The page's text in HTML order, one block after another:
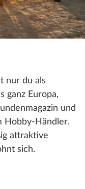
nur du als
ganz Europa,
und
Hobby-Händler.
attraktive
sich.